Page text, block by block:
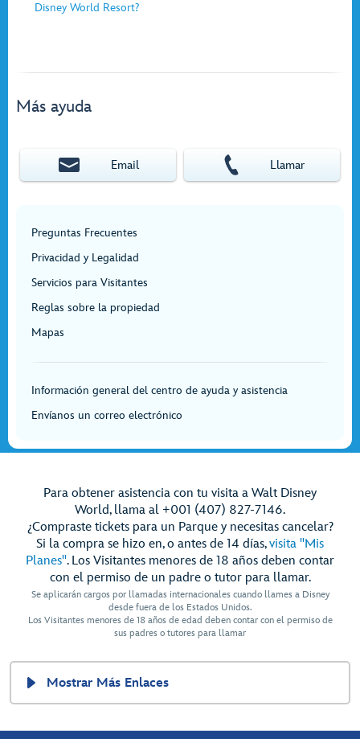
Disney World Resort?
Más ayuda
Email Llamar
Preguntas Frecuentes
Privacidad y Legalidad
Servicios para Visitantes
Reglas sobre la propiedad
Mapas
Información general del centro de ayuda y asistencia
Envíanos un correo electrónico
Para obtener asistencia con tu visita a Walt Disney
World, llama al +001 (407) 827-7146.
¿Compraste tickets para un Parque y necesitas cancelar?
Si la compra se hizo en, o antes de 14 días,visita "Mis
Planes". Los Visitantes menores de 18 años deben contar
con el permiso de un padre o tutor para llamar.
Se aplicarán cargos por llamadas internacionales cuando llames a Disney
desde fuera de los Estados Unidos.
Los Visitantes menores de 18 años de edad deben contar con el permiso de
sus padres o tutores para llamar
Mostrar Más Enlaces